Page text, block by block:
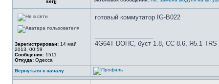
serjj
Зарегистрирован: 14 май
2013, 00:59
Сообщения: 1511
Откуда: Одесса
готовый коммутатор IG-B022
4G64Т DOHC, буст 1.8, СС 8.6, Я5.1 TRS
Вернуться к началу